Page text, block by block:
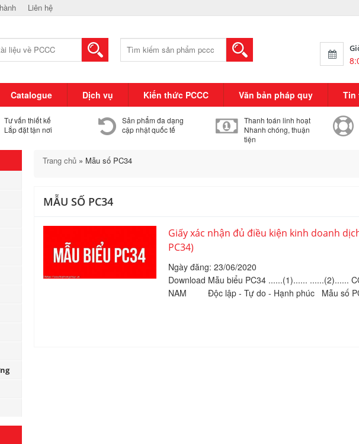
Liên hệ
kiếm:
Catalogue Dịch vụ Kiến thức PCCC Văn bản pháp quy Tin
Tư vấn thiết kế
Lắp đặt tận nơi
Sản phẩm đa dạng
cập nhật quốc tế
Thanh toán linh hoạt
Nhanh chóng, thuận
tiện
Trang chủ» Mẫu số PC34
MẪU SỐ PC34
Giấy xác nhận đủ điều kiện kinh doanh
PC34)
Ngày đăng: 23/06/2020
Download Mẫu biểu PC34 ......(1)...... ......(2)......
NAM Độc lập - Tự do - Hạnh phúc Mẫu số